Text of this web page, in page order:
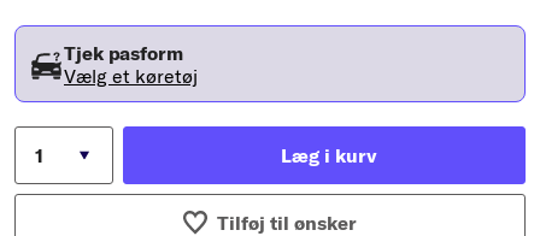
Tjek pasform
Vælg et køretøj
Læg i kurv
Tilføj til ønsker